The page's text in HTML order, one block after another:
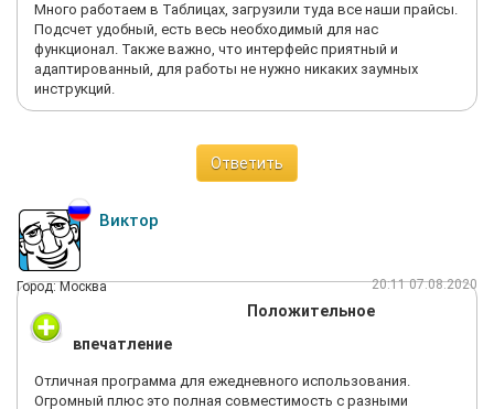
Много работаем в Таблицах, загрузили туда все наши прайсы.
Подсчет удобный, есть весь необходимый для нас
функционал. Также важно, что интерфейс приятный и
адаптированный, для работы не нужно никаких заумных
инструкций.
Ответить
Виктор
Город: Москва 20:11 07.08.2020
Положительное
впечатление
Отличная программа для ежедневного использования.
Огромный плюс это полная совместимость с разными